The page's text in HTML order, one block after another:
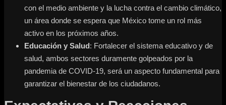
con el medio ambiente y la lucha contra el cambio climático,
un área donde se espera que México tome un rol más
activo en los próximos años.
Educación y Salud: Fortalecer el sistema educativo y de
salud, ambos sectores duramente golpeados por la
pandemia de COVID-19, será un aspecto fundamental para
garantizar el bienestar de los ciudadanos.